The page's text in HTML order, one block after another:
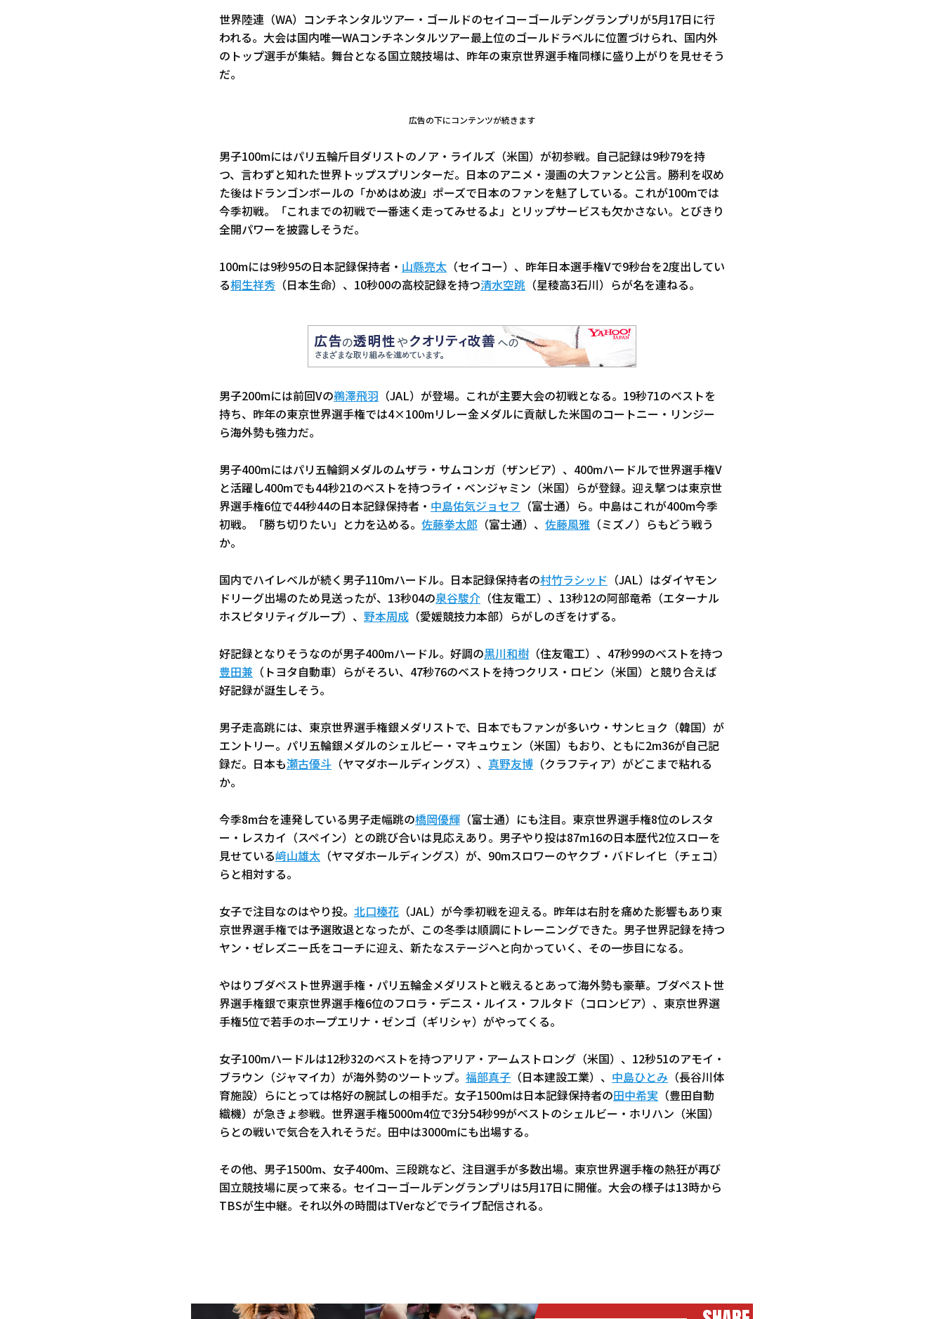
世界陸連（WA）コンチネンタルツアー・ゴールドのセイコーゴールデングランプリが5月17日に行
われる。大会は国内唯一WAコンチネンタルツアー最上位のゴールドラベルに位置づけられ、国内外
のトップ選手が集結。舞台となる国立競技場は、昨年の東京世界選手権同様に盛り上がりを見せそう
だ。
広告の下にコンテンツが続きます
男子100mにはパリ五輪斤目ダリストのノア・ライルズ（米国）が初参戦。自己記録は9秒79を持
つ、言わずと知れた世界トップスプリンターだ。日本のアニメ・漫画の大ファンと公言。勝利を収め
た後はドランゴンボールの「かめはめ波」ポーズで日本のファンを魅了している。これが100mでは
今季初戦。「これまでの初戦で一番速く走ってみせるよ」とリップサービスも欠かさない。とびきり
全開パワーを披露しそうだ。
100mには9秒95の日本記録保持者・ 山縣亮太 （セイコー）、昨年日本選手権Vで9秒台を2度出してい
る桐生祥秀 （日本生命）、10秒00の高校記録を持つ清水空跳 （星稜高3石川）らが名を連ねる。
男子200mには前回Vの鵜澤飛羽
（JAL）が登場。これが主要大会の初戦となる。19秒71のベストを
持ち、昨年の東京世界選手権では4×100mリレー金メダルに貢献した米国のコートニー・リンジー
ら海外勢も強力だ。
男子400mにはパリ五輪銅メダルのムザラ・サムコンガ（ザンビア）、400mハードルで世界選手権V
と活躍し400mでも44秒21のベストを持つライ・ベンジャミン（米国）らが登録。迎え撃つは東京世
界選手権6位で44秒44の日本記録保持者・ 中島佑気ジョセフ
（富士通）ら。中島はこれが400m今季
初戦。「勝ち切りたい」と力を込める。 佐藤拳太郎 （富士通）、 佐藤風雅 （ミズノ）らもどう戦う
か。
国内でハイレベルが続く男子110mハードル。日本記録保持者の村竹ラシッド
（JAL）はダイヤモン
ドリーグ出場のため見送ったが、13秒04の泉谷駿介 （住友電工）、13秒12の阿部竜希（エターナル
ホスピタリティグループ）、 野本周成 （愛媛競技力本部）らがしのぎをけずる。
好記録となりそうなのが男子400mハードル。好調の黒川和樹 （住友電工）、47秒99のベストを持つ
豊田兼 （トヨタ自動車）らがそろい、47秒76のベストを持つクリス・ロビン（米国）と競り合えば
好記録が誕生しそう。
男子走高跳には、東京世界選手権銀メダリストで、日本でもファンが多いウ・サンヒョク（韓国）が
エントリー。パリ五輪銀メダルのシェルビー・マキュウェン（米国）もおり、ともに2m36が自己記
録だ。日本も瀬古優斗 （ヤマダホールディングス）、 真野友博 （クラフティア）がどこまで粘れる
か。
今季8m台を連発している男子走幅跳の橋岡優輝 （富士通）にも注目。東京世界選手権8位のレスタ
ー・レスカイ（スペイン）との跳び合いは見応えあり。男子やり投は87m16の日本歴代2位スローを
見せている﨑山雄太 （ヤマダホールディングス）が、90mスロワーのヤクブ・バドレイヒ（チェコ）
らと相対する。
女子で注目なのはやり投。 北口榛花 （JAL）が今季初戦を迎える。昨年は右肘を痛めた影響もあり東
京世界選手権では予選敗退となったが、この冬季は順調にトレーニングできた。男子世界記録を持つ
ヤン・ゼレズニー氏をコーチに迎え、新たなステージへと向かっていく、その一歩目になる。
やはりブダペスト世界選手権・パリ五輪金メダリストと戦えるとあって海外勢も豪華。ブダペスト世
界選手権銀で東京世界選手権6位のフロラ・デニス・ルイス・フルタド（コロンビア）、東京世界選
手権5位で若手のホープエリナ・ゼンゴ（ギリシャ）がやってくる。
女子100mハードルは12秒32のベストを持つアリア・アームストロング（米国）、12秒51のアモイ・
ブラウン（ジャマイカ）が海外勢のツートップ。 福部真子 （日本建設工業）、 中島ひとみ （長谷川体
育施設）らにとっては格好の腕試しの相手だ。女子1500mは日本記録保持者の 田中希実 （豊田自動
織機）が急きょ参戦。世界選手権5000m4位で3分54秒99がベストのシェルビー・ホリハン（米国）
らとの戦いで気合を入れそうだ。田中は3000mにも出場する。
その他、男子1500m、女子400m、三段跳など、注目選手が多数出場。東京世界選手権の熱狂が再び
国立競技場に戻って来る。セイコーゴールデングランプリは5月17日に開催。大会の様子は13時から
TBSが生中継。それ以外の時間はTVerなどでライブ配信される。